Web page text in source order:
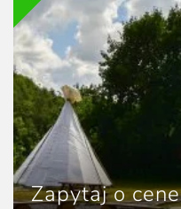
Zapytaj o cene